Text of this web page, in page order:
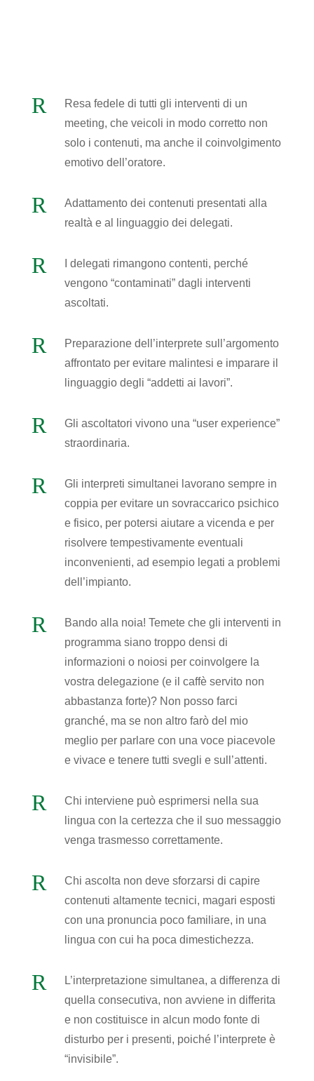
R
Resa fedele di tutti gli interventi di un
meeting, che veicoli in modo corretto non
solo i contenuti, ma anche il coinvolgimento
emotivo dell’oratore.
R
Adattamento dei contenuti presentati alla
realtà e al linguaggio dei delegati.
R
I delegati rimangono contenti, perché
vengono “contaminati” dagli interventi
ascoltati.
R
Preparazione dell’interprete sull’argomento
affrontato per evitare malintesi e imparare il
linguaggio degli “addetti ai lavori”.
R
Gli ascoltatori vivono una “user experience”
straordinaria.
R
Gli interpreti simultanei lavorano sempre in
coppia per evitare un sovraccarico psichico
e fisico, per potersi aiutare a vicenda e per
risolvere tempestivamente eventuali
inconvenienti, ad esempio legati a problemi
dell’impianto.
R
Bando alla noia! Temete che gli interventi in
programma siano troppo densi di
informazioni o noiosi per coinvolgere la
vostra delegazione (e il caffè servito non
abbastanza forte)? Non posso farci
granché, ma se non altro farò del mio
meglio per parlare con una voce piacevole
e vivace e tenere tutti svegli e sull’attenti.
R
Chi interviene può esprimersi nella sua
lingua con la certezza che il suo messaggio
venga trasmesso correttamente.
R
Chi ascolta non deve sforzarsi di capire
contenuti altamente tecnici, magari esposti
con una pronuncia poco familiare, in una
lingua con cui ha poca dimestichezza.
R
L’interpretazione simultanea, a differenza di
quella consecutiva, non avviene in differita
e non costituisce in alcun modo fonte di
disturbo per i presenti, poiché l’interprete è
“invisibile”.